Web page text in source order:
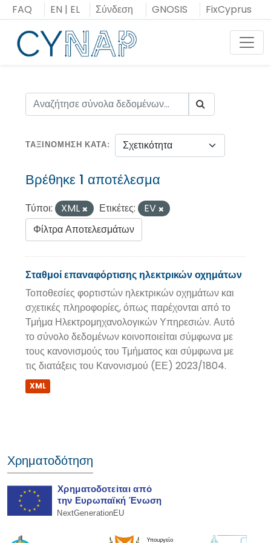
Μεταπήδηση
στο
περιεχόμενο
FAQ EN | EL Σύνδεση GNOSIS FixCyprus
ΤΑΞΙΝΌΜΗΣΗ ΚΑΤΆ
Βρέθηκε 1 αποτέλεσμα
Τύποι: XML Ετικέτες:
EV
Φίλτρα Αποτελεσμάτων
Σταθμοί επαναφόρτισης ηλεκτρικών οχημάτων
Τοποθεσίες φορτιστών ηλεκτρικών οχημάτων και
σχετικές πληροφορίες, όπως παρέχονται από το
Τμήμα Ηλεκτρομηχανολογικών Υπηρεσιών. Αυτό
το σύνολο δεδομένων κοινοποιείται σύμφωνα με
τους κανονισμούς του Τμήματος και σύμφωνα με
τις διατάξεις του Κανονισμού (ΕΕ) 2023/1804.
XML
Χρηματοδότηση